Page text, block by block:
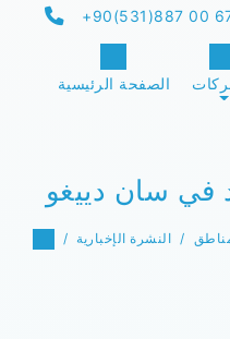
+90(531)887 00
الصفحة الرئيسية
في سان دييغو
النشرة الإخبارية